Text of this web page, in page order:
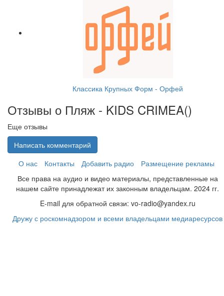
Классика Крупных Форм - Орфей
Отзывы о Пляж - KIDS CRIMEA()
Еще отзывы
Написать комментарий
О нас
Контакты Добавить радио
Размещение рекламы
Все права на аудио и видео материалы, представленные на
нашем сайте принадлежат их законным владельцам. 2024 гг.
E-mail для обратной связи: vo-radio@yandex.ru
Дружу с роскомнадзором и всеми владельцами медиаресурсов